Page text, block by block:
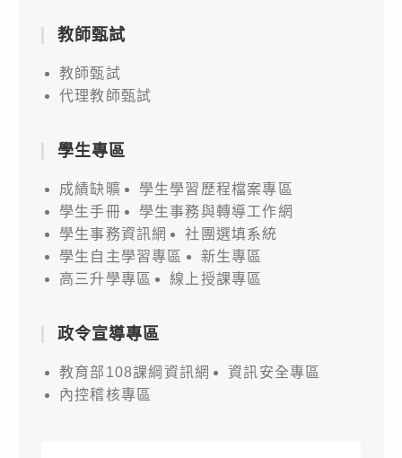
教師甄試
教師甄試
代理教師甄試
學生專區
成績缺曠
學生學習歷程檔案專區
學生手冊
學生事務與轉導工作網
學生事務資訊網
社團選填系統
學生自主學習專區
新生專區
高三升學專區
線上授課專區
政令宣導專區
教育部108課綱資訊網
資訊安全專區
內控稽核專區